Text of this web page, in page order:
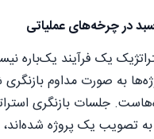
در چرخه‌های عملیاتی
یک فرآیند یک‌باره
به صورت مداوم بازنگری
جلسات بازنگری
تصویب یک پروژه